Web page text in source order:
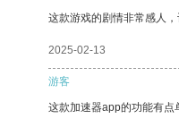
这款游戏的剧情非常感人，
2025-02-13
游客
这款加速器app的功能有点